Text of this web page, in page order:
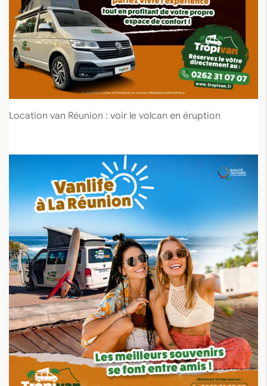
Location van Réunion : voir le volcan en éruption